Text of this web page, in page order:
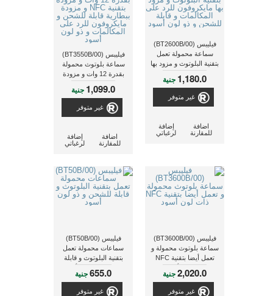
فيليبس (BT2600B/00)
سماعة محمولة تعمل
بتقنية البلوتوث و مزود بها
مايكروفون للرد على
المكالمات و قابلة للشحن
و ذو لون أسود
1,180.0 جنية
غير متوفر
إضافة
لرغباتي
اضافة
للمقارنة
فيليبس (BT3550B/00)
سماعة بلوتوث محمولة
بقدرة 12 وات و مزودة
بتقنية NFC و مزودة
ببطارية قابلة للشحن و
مايكروفون للرد على
المكالمات و ذو لون أسود
1,099.0 جنية
غير متوفر
إضافة
لرغباتي
اضافة
للمقارنة
فيليبس (BT3600B/00)
سماعة بلوتوث محمولة و
تعمل أيضا بتقنية NFC
ذات لون أسود
2,020.0جنية
غير متوفر
فيليبس (BT50B/00)
سماعات محمولة تعمل
بتقنية البلوتوث و قابلة
للشحن و ذو لون أسود
655.0جنية
غير متوفر